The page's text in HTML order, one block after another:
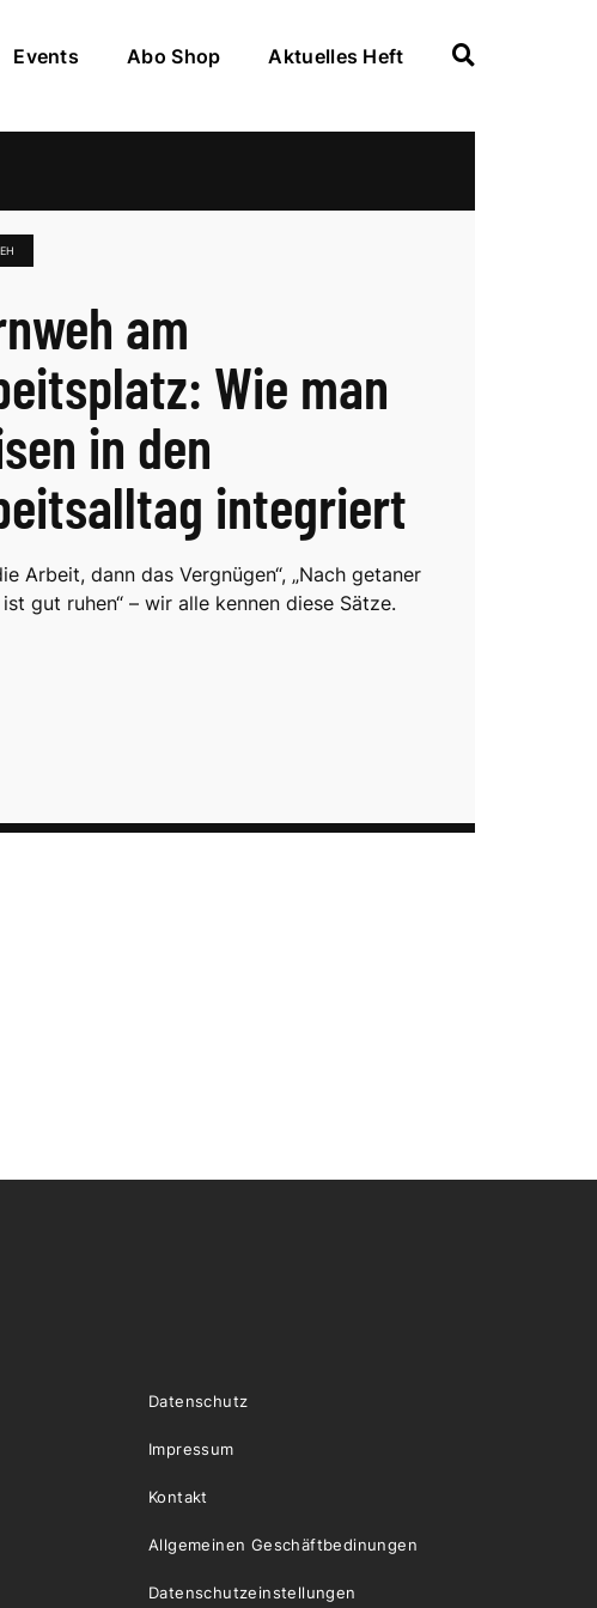
Events Abo Shop Aktuelles Heft
am
Wie man
in den
integriert
Arbeit, dann das Vergnügen“, „Nach getaner
gut ruhen“ – wir alle kennen diese Sätze.
Datenschutz
Impressum
Kontakt
Allgemeinen Geschäftbedinungen
Datenschutzeinstellungen